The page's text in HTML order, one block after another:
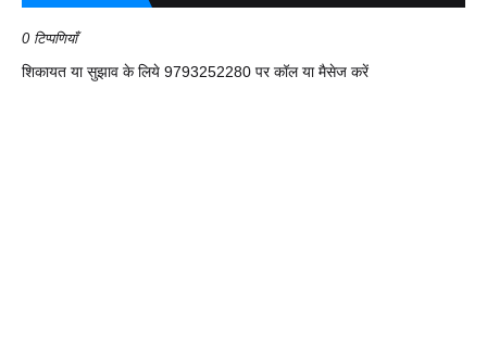
0 टिप्पणियाँ
शिकायत या सुझाव के लिये 9793252280 पर कॉल या मैसेज करें